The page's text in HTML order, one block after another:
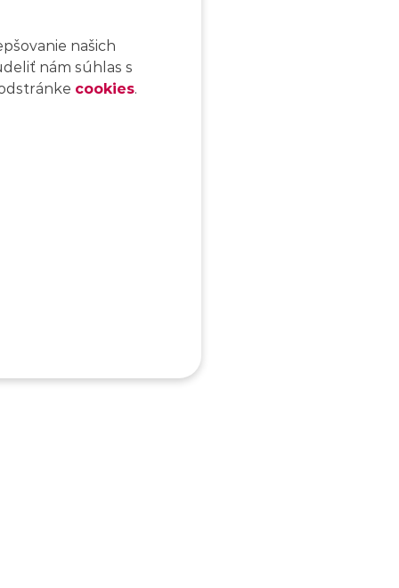
našich
nám súhlas s
cookies.